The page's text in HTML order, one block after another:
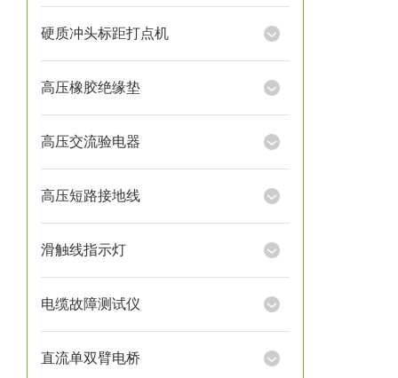
硬质冲头标距打点机
高压橡胶绝缘垫
高压交流验电器
高压短路接地线
滑触线指示灯
电缆故障测试仪
直流单双臂电桥